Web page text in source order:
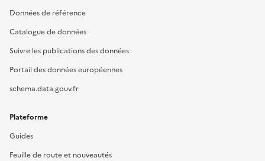
Données de référence
Catalogue de données
Suivre les publications des données
Portail des données européennes
schema.data.gouv.fr
Plateforme
Guides
Feuille de route et nouveautés